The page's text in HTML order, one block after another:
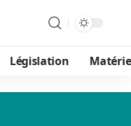
Législation